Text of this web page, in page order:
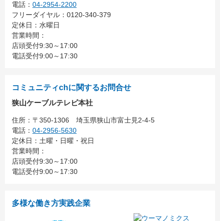
電話： 04-2954-2200
フリーダイヤル：0120-340-379
定休日：水曜日
営業時間：
店頭受付9:30～17:00
電話受付9:00～17:30
コミュニティchに関するお問合せ
狭山ケーブルテレビ本社
住所： 〒350-1306 埼玉県狭山市富士見2-4-5
電話： 04-2956-5630
定休日：土曜・日曜・祝日
営業時間：
店頭受付9:30～17:00
電話受付9:00～17:30
多様な働き方実践企業